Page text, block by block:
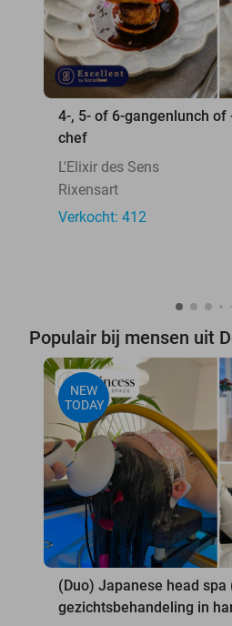
4-, 5- of 6-gangenlunch of
chef
L'Elixir des Sens
Rixensart
Verkocht: 412
Populair bij mensen uit
NEW
TODAY
(Duo) Japanese head
gezichtsbehandeling in